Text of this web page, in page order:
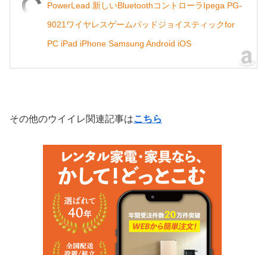
PowerLead 新しいBluetoothコントローラIpega PG-
9021ワイヤレスゲームパッドジョイスティックfor
PC iPad iPhone Samsung Android iOS
その他のウイイレ関連記事はこちら